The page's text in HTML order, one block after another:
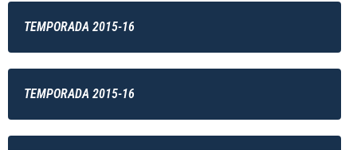
TEMPORADA 2015-16
TEMPORADA 2015-16